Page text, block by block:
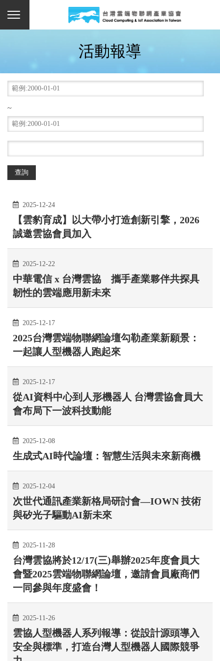
活動報導
~
2025-12-24
【雲豹育成】以大帶小打造創新引擎，2026
誠邀雲協會員加入
2025-12-22
中華電信 x 台灣雲協 攜手產業夥伴共探具
韌性的雲端應用新未來
2025-12-17
2025台灣雲端物聯網論壇勾勒產業新願景：
一起讓人型機器人跑起來
2025-12-17
從AI資料中心到人形機器人 台灣雲協會員大
會布局下一波科技動能
2025-12-08
生成式AI時代論壇：智慧生活與未來新商機
2025-12-04
次世代通訊產業新格局研討會—IOWN 技術
與矽光子驅動AI新未來
2025-11-28
台灣雲協將於12/17(三)舉辦2025年度會員大
會暨2025雲端物聯網論壇，邀請會員廠商們
一同參與年度盛會！
2025-11-26
雲協人型機器人系列報導：從設計源頭導入
安全與標準，打造台灣人型機器人國際競爭